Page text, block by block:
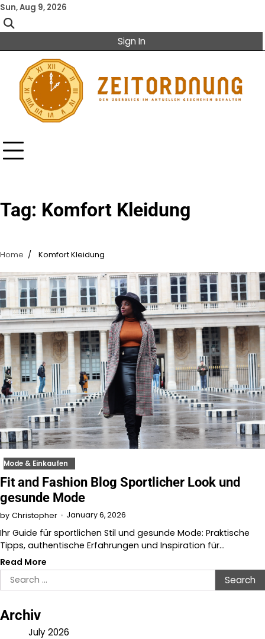
Skip
to
content
Sun, Aug 9, 2026
Sign In
Tag: Komfort Kleidung
Home Komfort Kleidung
Mode & Einkaufen
Fit and Fashion Blog Sportlicher Look und
gesunde Mode
by Christopher January 6, 2026
Ihr Guide für sportlichen Stil und gesunde Mode: Praktische
Tipps, authentische Erfahrungen und Inspiration für…
Read More
Search
for:
Archiv
July 2026